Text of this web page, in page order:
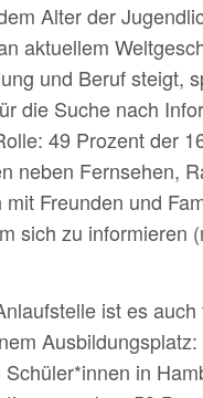
Alter der
aktuellem
und Beruf steigt,
die Suche nach
49 Prozent der
neben Fernsehen,
Freunden und
sich zu informieren
ist es auch
in